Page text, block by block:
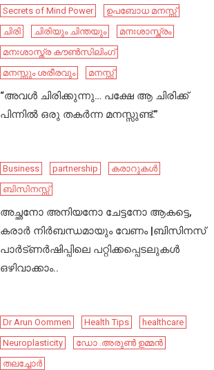
Secrets of Mind Power
ഉപബോധ മനസ്സ്
ചിരി
ചിരിയും ചിന്തയും
മനഃശാസ്ത്രം
മനഃശാസ്ത്ര കൗൺസിലിംഗ്
മനസ്സും ശരീരവും
മനസ്സ്
“അവൾ ചിരിക്കുന്നു… പക്ഷേ ആ ചിരിക്ക്
പിന്നിൽ ഒരു തകർന്ന മനസ്സുണ്ട്.”
Business partnership
കരാറുകൾ
ബിസിനസ്സ്
അച്ഛനോ അനിയനോ ചേട്ടനോ ആകട്ടെ,
കരാർ നിർബന്ധമായും വേണം |ബിസിനസ്
പാർട്ണർഷിപ്പിലെ പറ്റിക്കപ്പെടലുകൾ
ഒഴിവാക്കാം..
Dr Arun Oommen Health Tips
healthcare
Neuroplasticity
ഡോ .അരുൺ ഉമ്മൻ
തലച്ചോർ